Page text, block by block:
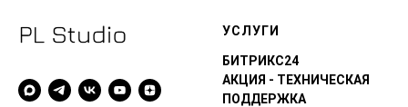
УСЛУГИ
БИТРИКС24
АКЦИЯ - ТЕХНИЧЕСКАЯ
ПОДДЕРЖКА